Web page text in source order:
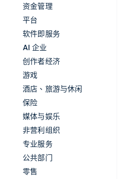
资金管理
平台
软件即服务
AI 企业
创作者经济
游戏
酒店、旅游与休闲
保险
媒体与娱乐
非营利组织
专业服务
公共部门
零售